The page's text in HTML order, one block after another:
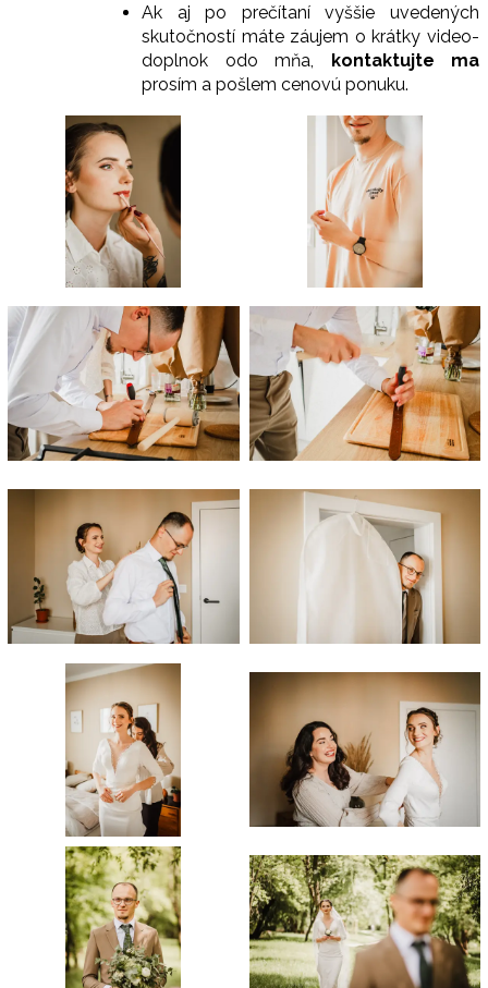
Ak aj po prečítaní vyššie uvedených
skutočností máte záujem o krátky video-
doplnok odo mňa, kontaktujte ma
prosím a pošlem cenovú ponuku.